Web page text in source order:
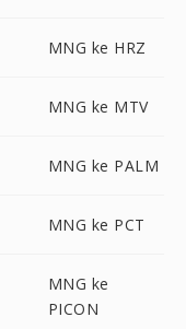
MNG ke HRZ
MNG ke MTV
MNG ke PALM
MNG ke PCT
MNG ke
PICON